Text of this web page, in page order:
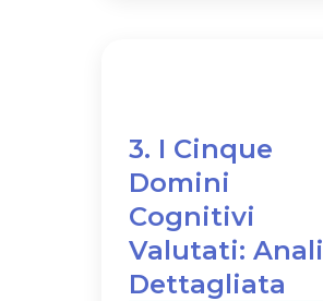
3. I Cinque
Domini
Cognitivi
Valutati:
Dettagliata